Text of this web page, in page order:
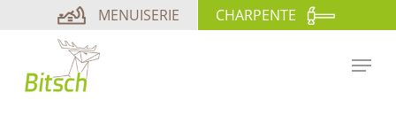
content
MENUISERIE CHARPENTE
Menu
Panneau de gestion des cookies